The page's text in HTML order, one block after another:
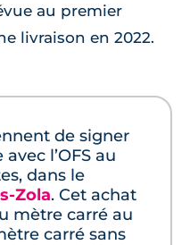
au premier
livraison en 2022.
de signer
l’OFS au
dans le
Zola. Cet achat
mètre carré au
carré sans